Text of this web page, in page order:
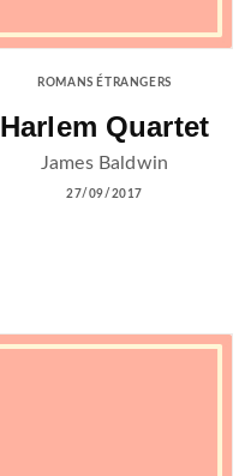
ROMANS ÉTRANGERS
Harlem Quartet
James Baldwin
27/09/2017